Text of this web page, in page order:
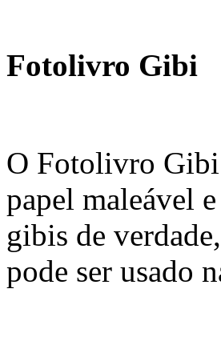
Fotolivro Gibi
O Fotolivro Gibi
papel maleável
gibis de
pode ser usado